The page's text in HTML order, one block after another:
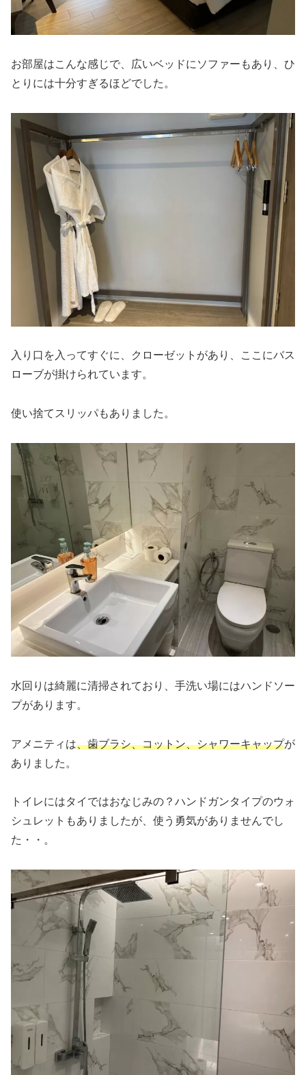
お部屋はこんな感じで、広いベッドにソファーもあり、ひ
とりには十分すぎるほどでした。
入り口を入ってすぐに、クローゼットがあり、ここにバス
ローブが掛けられています。
使い捨てスリッパもありました。
水回りは綺麗に清掃されており、手洗い場にはハンドソー
プがあります。
アメニティは、歯ブラシ、コットン、シャワーキャップが
ありました。
トイレにはタイではおなじみの？ハンドガンタイプのウォ
シュレットもありましたが、使う勇気がありませんでし
た・・。